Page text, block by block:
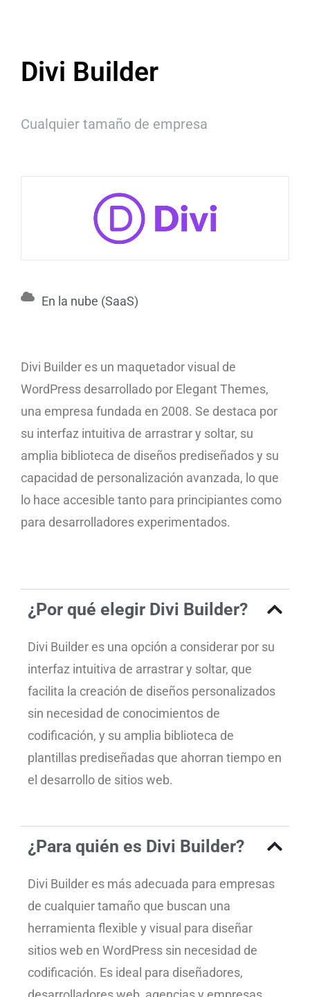
Divi Builder
Cualquier tamaño de empresa
En la nube (SaaS)
Divi Builder es un maquetador visual de
WordPress desarrollado por Elegant Themes,
una empresa fundada en 2008. Se destaca por
su interfaz intuitiva de arrastrar y soltar, su
amplia biblioteca de diseños prediseñados y su
capacidad de personalización avanzada, lo que
lo hace accesible tanto para principiantes como
para desarrolladores experimentados.
¿Por qué elegir Divi Builder?
Divi Builder es una opción a considerar por su
interfaz intuitiva de arrastrar y soltar, que
facilita la creación de diseños personalizados
sin necesidad de conocimientos de
codificación, y su amplia biblioteca de
plantillas prediseñadas que ahorran tiempo en
el desarrollo de sitios web.
¿Para quién es Divi Builder?
Divi Builder es más adecuada para empresas
de cualquier tamaño que buscan una
herramienta flexible y visual para diseñar
sitios web en WordPress sin necesidad de
codificación. Es ideal para diseñadores,